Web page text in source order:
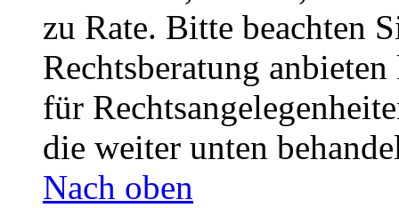
zu Rate. Bitte beachten
Rechtsberatung
für
die weiter unten
Nach oben